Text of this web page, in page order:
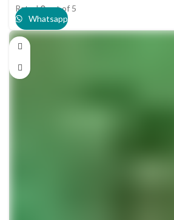
Rated0out of 5
Whatsapp